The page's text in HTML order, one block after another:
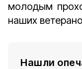
молодым
наших
Нашли